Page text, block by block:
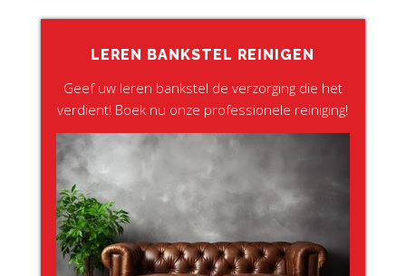
LEREN BANKSTEL REINIGEN
Geef uw leren bankstel de verzorging die het
verdient! Boek nu onze professionele reiniging!